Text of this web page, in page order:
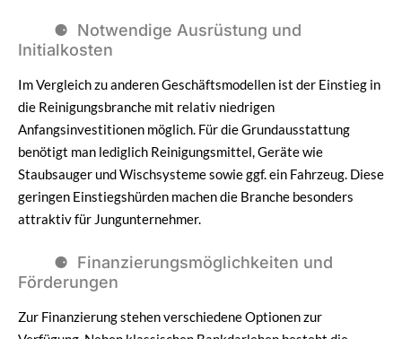
Notwendige Ausrüstung und
Initialkosten
Im Vergleich zu anderen Geschäftsmodellen ist der Einstieg in
die Reinigungsbranche mit relativ niedrigen
Anfangsinvestitionen möglich. Für die Grundausstattung
benötigt man lediglich Reinigungsmittel, Geräte wie
Staubsauger und Wischsysteme sowie ggf. ein Fahrzeug. Diese
geringen Einstiegshürden machen die Branche besonders
attraktiv für Jungunternehmer.
Finanzierungsmöglichkeiten und
Förderungen
Zur Finanzierung stehen verschiedene Optionen zur